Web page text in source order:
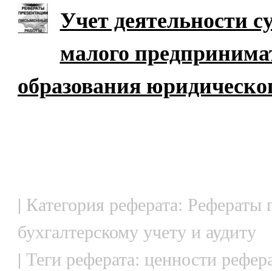
Учет деятельности
малого
образования
| Категория реферата: Рефераты
бухгалтерскому учету и аудиту
| Теги реферата: ценности